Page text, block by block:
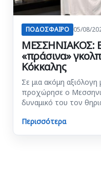
ΠΟΔΟΣΦΑΙΡΟ 05/08/
ΜΕΣΣΗΝΙΑΚΟΣ:
«πράσινα»
Κόκκαλης
Σε μια ακόμη αξιόλογη
προχώρησε ο
δυναμικό του τον
Περισσότερα